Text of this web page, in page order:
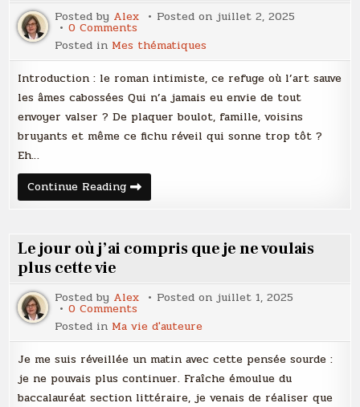
encore
aujourd’hui
?
Posted by Alex Posted onjuillet 2, 2025
0 Comments
Roman
intimiste
:
quand
l’art
devient
l’échappatoire
ultime
(et
pourquoi
ça)
Posted in Mes thématiques
Introduction : le roman intimiste, ce refuge où l’art sauve
les âmes cabossées Qui n’a jamais eu envie de tout
envoyer valser ? De plaquer boulot, famille, voisins
bruyants et même ce fichu réveil qui sonne trop tôt ?
Eh…
Continue ReadingRoman
intimiste
devient
l’échappatoire
pourquoi
on
adore
ça)
Le jour où j’ai compris que je ne voulais
plus cette vie
Posted by Alex Posted onjuillet 1, 2025
0 Comments
Le
jour
où
compris
que
je
ne
Posted in Ma vie d'auteure
Je me suis réveillée un matin avec cette pensée sourde :
je ne pouvais plus continuer. Fraîche émoulue du
baccalauréat section littéraire, je venais de réaliser que